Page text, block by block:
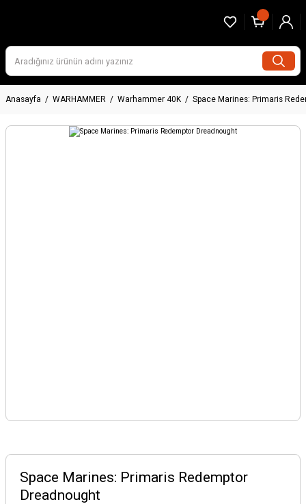
Anasayfa WARHAMMER Warhammer 40K Space Marines: Primaris
Space Marines: Primaris Redemptor
Dreadnought